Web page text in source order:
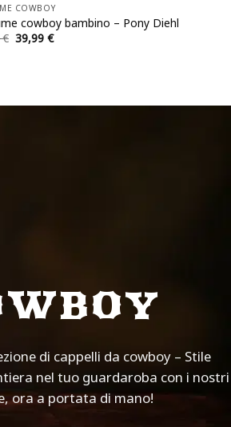
COWBOY
cowboy bambino – Pony Diehl
€ Il
prezzo
39,99 €Il
prezzo
di cappelli da cowboy – Stile
nel tuo guardaroba con i nostri
ora a portata di mano!